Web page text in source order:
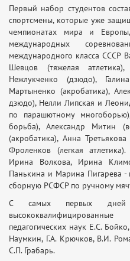
Первый набор студентов
спортсмены, которые уже
чемпионатах мира и
международных
международного класса СССР
Шевцов (тяжелая
Нежлукченко (дзюдо),
Мартыненко (акробатика),
дзюдо), Нелли Липская и
по парашютному
борьба), Александр Митин
(акробатика), Анна
Фроленков (легкая
Ирина Волкова, Ирина
Панькина и Марина Пигарева -
сборную РСФСР по ручному
С самых первых дней
педагогических наук Е.С.
Наумкин, Г.А. Крючков, В.И.
С.П. Грабарь.